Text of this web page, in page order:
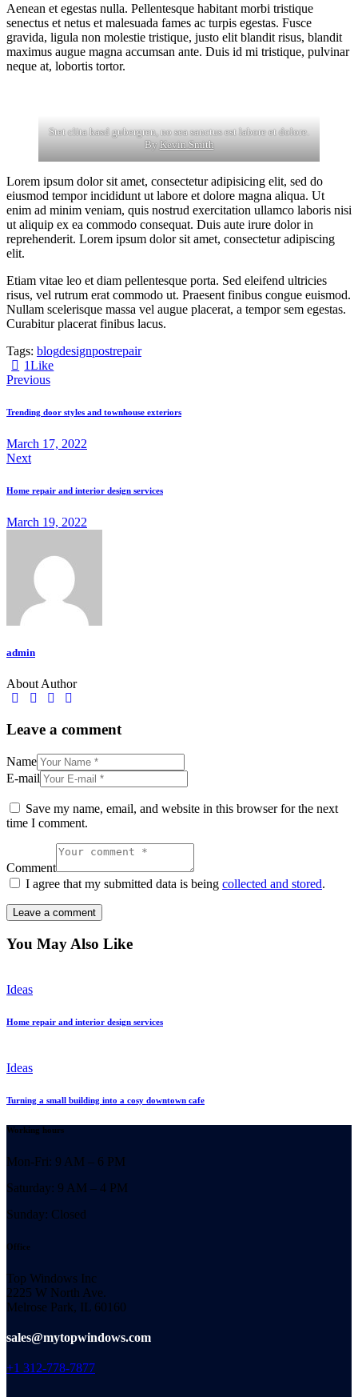
Aenean et egestas nulla. Pellentesque habitant morbi tristique
senectus et netus et malesuada fames ac turpis egestas. Fusce
gravida, ligula non molestie tristique, justo elit blandit risus, blandit
maximus augue magna accumsan ante. Duis id mi tristique, pulvinar
neque at, lobortis tortor.
Stet clita kasd gubergren, no sea sanctus est labore et dolore.
By Kevin Smith
Lorem ipsum dolor sit amet, consectetur adipisicing elit, sed do
eiusmod tempor incididunt ut labore et dolore magna aliqua. Ut
enim ad minim veniam, quis nostrud exercitation ullamco laboris nisi
ut aliquip ex ea commodo consequat. Duis aute irure dolor in
reprehenderit. Lorem ipsum dolor sit amet, consectetur adipiscing
elit.
Etiam vitae leo et diam pellentesque porta. Sed eleifend ultricies
risus, vel rutrum erat commodo ut. Praesent finibus congue euismod.
Nullam scelerisque massa vel augue placerat, a tempor sem egestas.
Curabitur placerat finibus lacus.
Tags: blogdesignpostrepair
1Like
Post
navigation
Previous
Trending door styles and townhouse exteriors
March 17, 2022
Next
Home repair and interior design services
March 19, 2022
admin
About Author
Leave a comment
Name
E-mail
Save my name, email, and website in this browser for the next
time I comment.
Comment
I agree that my submitted data is being collected and stored.
You May Also Like
Ideas
Home repair and interior design services
Ideas
Turning a small building into a cosy downtown cafe
Working hours
Mon-Fri: 9 AM – 6 PM
Saturday: 9 AM – 4 PM
Sunday: Closed
Office
Top Windows Inc
2225 W North Ave.
Melrose Park, IL 60160
sales@mytopwindows.com
+1 312-778-7877